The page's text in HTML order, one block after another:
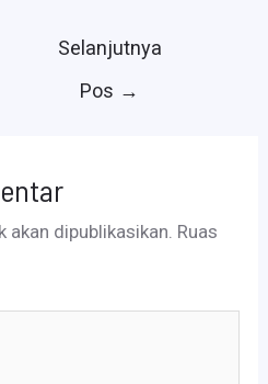
Selanjutnya
Pos →
dipublikasikan. Ruas